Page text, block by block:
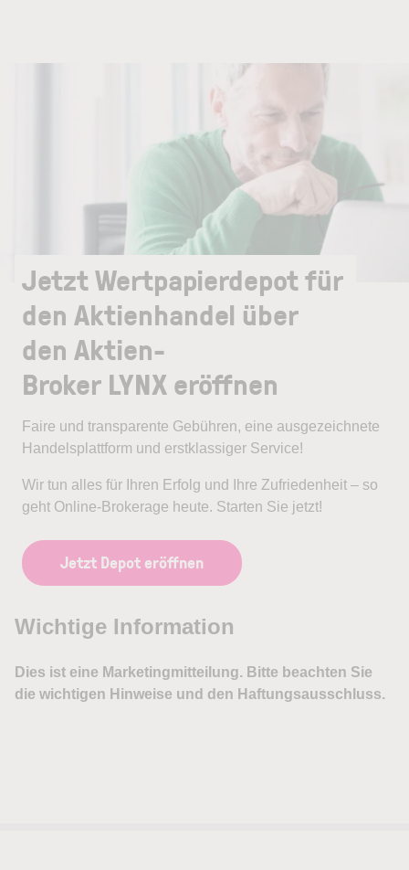
Jetzt Wertpapierdepot für
den Aktienhandel über
den Aktien-
Broker LYNX eröffnen
Faire und transparente Gebühren, eine ausgezeichnete
Handelsplattform und erstklassiger Service!
Wir tun alles für Ihren Erfolg und Ihre Zufriedenheit – so
geht Online-Brokerage heute. Starten Sie jetzt!
Jetzt Depot eröffnen